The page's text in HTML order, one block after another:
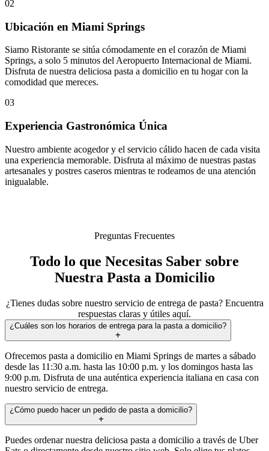
02
Ubicación en Miami Springs
Siamo Ristorante se sitúa cómodamente en el corazón de Miami
Springs, a solo 5 minutos del Aeropuerto Internacional de Miami.
Disfruta de nuestra deliciosa pasta a domicilio en tu hogar con la
comodidad que mereces.
03
Experiencia Gastronómica Única
Nuestro ambiente acogedor y el servicio cálido hacen de cada visita
una experiencia memorable. Disfruta al máximo de nuestras pastas
artesanales y postres caseros mientras te rodeamos de una atención
inigualable.
Preguntas Frecuentes
Todo lo que Necesitas Saber sobre
Nuestra Pasta a Domicilio
¿Tienes dudas sobre nuestro servicio de entrega de pasta? Encuentra
respuestas claras y útiles aquí.
¿Cuáles son los horarios de entrega para la pasta a domicilio?
Ofrecemos pasta a domicilio en Miami Springs de martes a sábado
desde las 11:30 a.m. hasta las 10:00 p.m. y los domingos hasta las
9:00 p.m. Disfruta de una auténtica experiencia italiana en casa con
nuestro servicio de entrega.
¿Cómo puedo hacer un pedido de pasta a domicilio?
Puedes ordenar nuestra deliciosa pasta a domicilio a través de Uber